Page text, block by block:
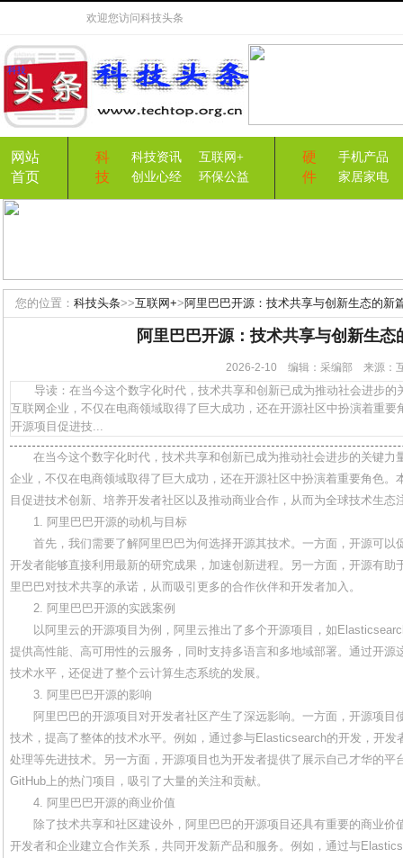
欢迎您访问科技头条
网站
首页
科
技
科技资讯
互联网+
创业心经
环保公益
硬
件
手机产品
家居家电
您的位置： 科技头条>>互联网+>阿里巴巴开源：技术共享与创新生态的新
阿里巴巴开源：技术共享与创新生态
2026-2-10 编辑：采编部 来源
导读：在当今这个数字化时代，技术共享和创新已成为推动社会进步的
互联网企业，不仅在电商领域取得了巨大成功，还在开源社区中扮演着重
开源项目促进技...
在当今这个数字化时代，技术共享和创新已成为推动社会进步的关键力
企业，不仅在电商领域取得了巨大成功，还在开源社区中扮演着重要角色。
目促进技术创新、培养开发者社区以及推动商业合作，从而为全球技术生态
1. 阿里巴巴开源的动机与目标
首先，我们需要了解阿里巴巴为何选择开源其技术。一方面，开源可以
开发者能够直接利用最新的研究成果，加速创新进程。另一方面，开源有助
里巴巴对技术共享的承诺，从而吸引更多的合作伙伴和开发者加入。
2. 阿里巴巴开源的实践案例
以阿里云的开源项目为例，阿里云推出了多个开源项目，如
提供高性能、高可用性的云服务，同时支持多语言和多地域部署。通过开源
技术水平，还促进了整个云计算生态系统的发展。
3. 阿里巴巴开源的影响
阿里巴巴的开源项目对开发者社区产生了深远影响。一方面，开源项目
技术，提高了整体的技术水平。例如，通过参与Elasticsearch的开发，开发
处理等先进技术。另一方面，开源项目也为开发者提供了展示自己才华的平
GitHub上的热门项目，吸引了大量的关注和贡献。
4. 阿里巴巴开源的商业价值
除了技术共享和社区建设外，阿里巴巴的开源项目还具有重要的商业价
开发者和企业建立合作关系，共同开发新产品和服务。例如，通过与